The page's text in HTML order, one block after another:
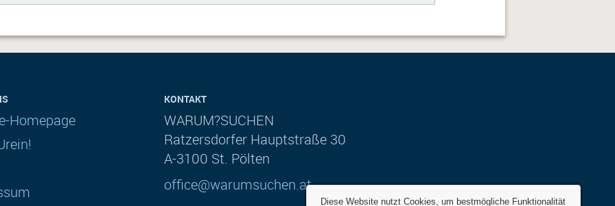
Homepage
KONTAKT
WARUM?SUCHEN
Ratzersdorfer Hauptstraße 30
A-3100 St. Pölten
office@warumsuchen.at
Diese Website nutzt Cookies, um bestmögliche Funktionalität